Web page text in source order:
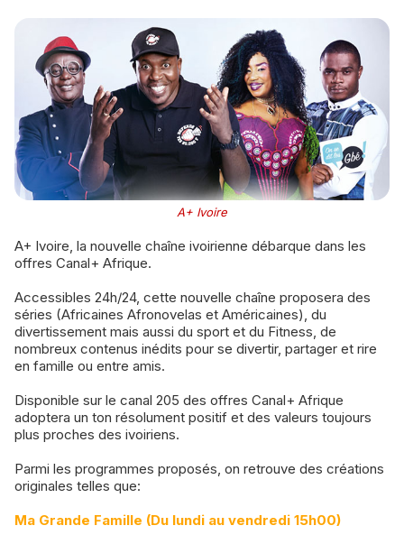
A+ Ivoire
A+ Ivoire, la nouvelle chaîne ivoirienne débarque dans les
offres Canal+ Afrique.
Accessibles 24h/24, cette nouvelle chaîne proposera des
séries (Africaines Afronovelas et Américaines), du
divertissement mais aussi du sport et du Fitness, de
nombreux contenus inédits pour se divertir, partager et rire
en famille ou entre amis.
Disponible sur le canal 205 des offres Canal+ Afrique
adoptera un ton résolument positif et des valeurs toujours
plus proches des ivoiriens.
Parmi les programmes proposés, on retrouve des créations
originales telles que:
Ma Grande Famille (Du lundi au vendredi 15h00)